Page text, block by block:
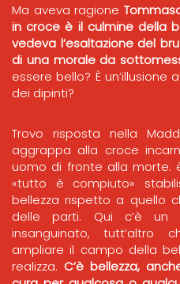
Ma aveva ragione
in croce è il culmine della
vedeva l’esaltazione del
di una morale da
essere bello? È
dei dipinti?
Trovo risposta nella
aggrappa alla croce
uomo di fronte alla morte:
«tutto è compiuto»
bellezza rispetto a quello
delle parti. Qui c’è un
insanguinato, tutt’altro
ampliare il campo della
realizza. C’è bellezza,